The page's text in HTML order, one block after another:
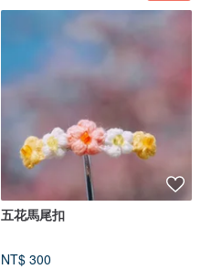
五花馬尾扣
NT$ 300